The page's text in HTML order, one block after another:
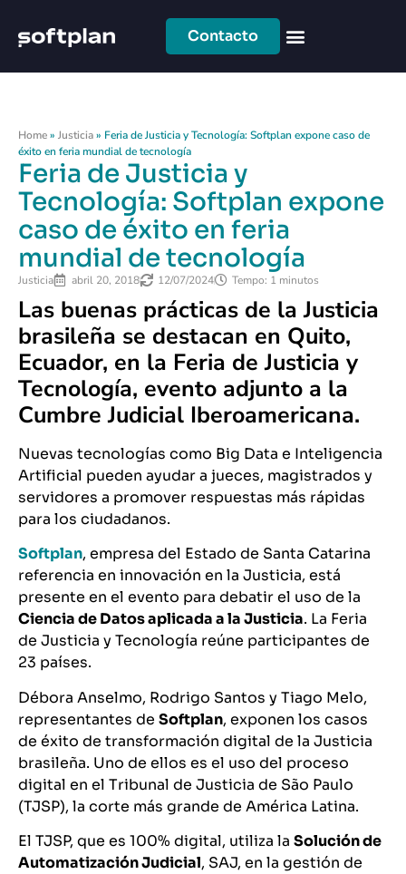
Contacto
Home» Justicia» Feria de Justicia y Tecnología: Softplan expone caso de
éxito en feria mundial de tecnología
Feria de Justicia y
Tecnología: Softplan expone
caso de éxito en feria
mundial de tecnología
Justicia abril 20, 2018 12/07/2024 Tempo: 1 minutos
Las buenas prácticas de la Justicia
brasileña se destacan en Quito,
Ecuador, en la Feria de Justicia y
Tecnología, evento adjunto a la
Cumbre Judicial Iberoamericana.
Nuevas tecnologías como Big Data e Inteligencia
Artificial pueden ayudar a jueces, magistrados y
servidores a promover respuestas más rápidas
para los ciudadanos.
Softplan, empresa del Estado de Santa Catarina
referencia en innovación en la Justicia, está
presente en el evento para debatir el uso de la
Ciencia de Datos aplicada a la Justicia. La Feria
de Justicia y Tecnología reúne participantes de
23 países.
Débora Anselmo, Rodrigo Santos y Tiago Melo,
representantes de Softplan, exponen los casos
de éxito de transformación digital de la Justicia
brasileña. Uno de ellos es el uso del proceso
digital en el Tribunal de Justicia de São Paulo
(TJSP), la corte más grande de América Latina.
El TJSP, que es 100% digital, utiliza la Solución de
Automatización Judicial, SAJ, en la gestión de